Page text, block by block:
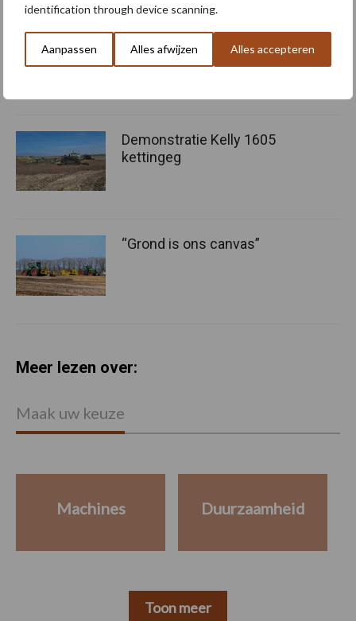
identification through device scanning.
Aanpassen Alles afwijzen Alles accepteren
Tot 5 ton per wiel om
ondergrondverdichting te
beperken
Demonstratie Kelly 1605
kettingeg
“Grond is ons canvas”
Meer lezen over:
Maak uw keuze
Machines Duurzaamheid
Toon meer